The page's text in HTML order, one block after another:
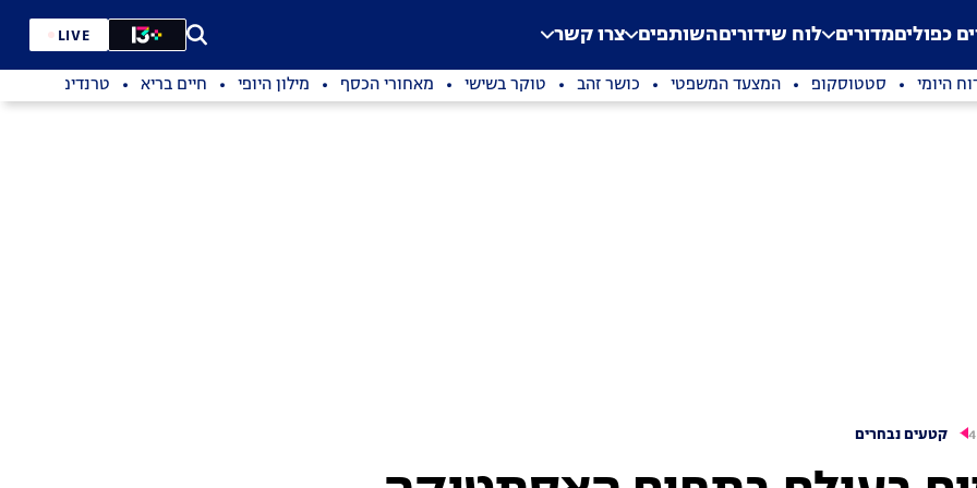
Application error: a
. כפוליםמדורים לוח שידוריםהשותפים צרו קשר LIVE
היומי סטטוסקופ המצעד המשפטי כושר זהב טוקר בשישי מאחורי הכסף מילון היופי חיים בריא טרנדים
קטעים נבחרים